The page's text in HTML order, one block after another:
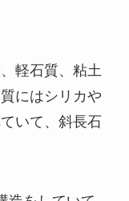
軽石質、粘土
にはシリカや
いて、斜長石